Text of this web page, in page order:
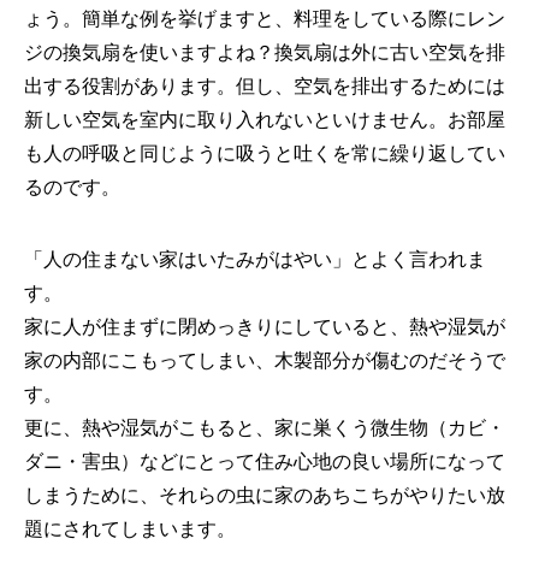
ょう。簡単な例を挙げますと、料理をしている際にレン
ジの換気扇を使いますよね？換気扇は外に古い空気を排
出する役割があります。但し、空気を排出するためには
新しい空気を室内に取り入れないといけません。お部屋
も人の呼吸と同じように吸うと吐くを常に繰り返してい
るのです。
「人の住まない家はいたみがはやい」とよく言われま
す。
家に人が住まずに閉めっきりにしていると、熱や湿気が
家の内部にこもってしまい、木製部分が傷むのだそうで
す。
更に、熱や湿気がこもると、家に巣くう微生物（カビ・
ダニ・害虫）などにとって住み心地の良い場所になって
しまうために、それらの虫に家のあちこちがやりたい放
題にされてしまいます。